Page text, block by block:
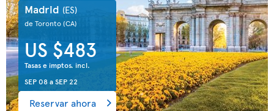
Madrid (ES)
de Toronto(CA)
US $483
Tasas e imptos. incl.
SEP 08aSEP 22
Reservar ahora